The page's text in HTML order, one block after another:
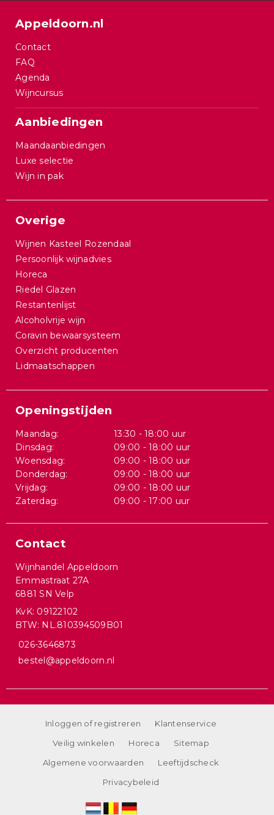
Appeldoorn.nl
Contact
FAQ
Agenda
Wijncursus
Aanbiedingen
Maandaanbiedingen
Luxe selectie
Wijn in pak
Overige
Wijnen Kasteel Rozendaal
Persoonlijk wijnadvies
Horeca
Riedel Glazen
Restantenlijst
Alcoholvrije wijn
Coravin bewaarsysteem
Overzicht producenten
Lidmaatschappen
Openingstijden
Maandag:
13:30 - 18:00 uur
Dinsdag:
09:00 - 18:00 uur
Woensdag:
09:00 - 18:00 uur
Donderdag:
09:00 - 18:00 uur
Vrijdag:
09:00 - 18:00 uur
Zaterdag:
09:00 - 17:00 uur
Contact
Wijnhandel Appeldoorn
Emmastraat 27A
6881 SN Velp
KvK: 09122102
BTW: NL.810394509B01
026-3646873
bestel@appeldoorn.nl
Inloggen of registreren
Klantenservice
Veilig winkelen
Horeca
Sitemap
Algemene voorwaarden
Leeftijdscheck
Privacybeleid